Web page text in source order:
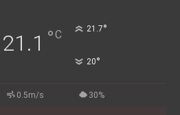
21.1 °C 21.7°
20°
0.5m/s 30%